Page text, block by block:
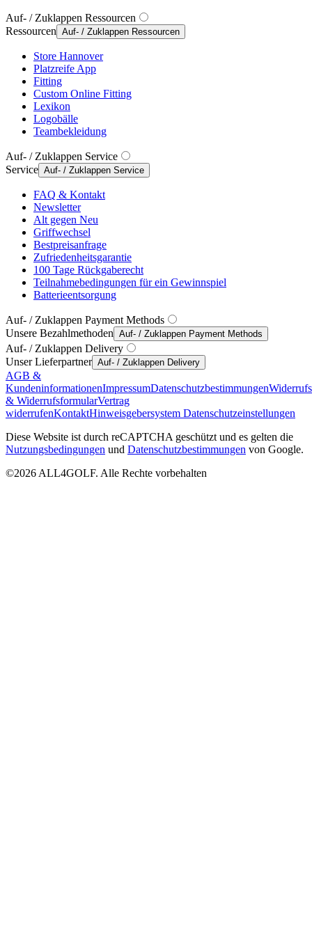
Auf- / Zuklappen Ressourcen
Ressourcen Auf- / Zuklappen Ressourcen
Store Hannover
Platzreife App
Fitting
Custom Online Fitting
Lexikon
Logobälle
Teambekleidung
Auf- / Zuklappen Service
Service Auf- / Zuklappen Service
FAQ & Kontakt
Newsletter
Alt gegen Neu
Griffwechsel
Bestpreisanfrage
Zufriedenheitsgarantie
100 Tage Rückgaberecht
Teilnahmebedingungen für ein Gewinnspiel
Batterieentsorgung
Auf- / Zuklappen Payment Methods
Unsere Bezahlmethoden Auf- / Zuklappen Payment Methods
Auf- / Zuklappen Delivery
Unser Lieferpartner Auf- / Zuklappen Delivery
AGB &
KundeninformationenImpressumDatenschutzbestimmungen
& WiderrufsformularVertrag
widerrufenKontaktHinweisgebersystem Datenschutzeinstellungen
Diese Website ist durch reCAPTCHA geschützt und es gelten die
Nutzungsbedingungen und Datenschutzbestimmungen von Google.
©2026 ALL4GOLF. Alle Rechte vorbehalten